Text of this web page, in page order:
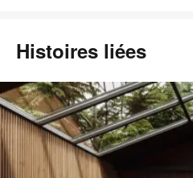
Histoires liées